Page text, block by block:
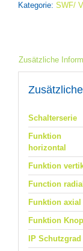
Kategorie: SWF/
Zusätzliche
Schalterserie
Funktion
horizontal
Funktion
Function radial
Funktion axial
Funktion
IP Schutzgrad